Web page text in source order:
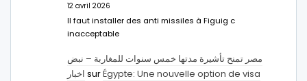
12 avril 2026
Il faut installer des anti missiles à Figuig c
inacceptable
مصر تمنح تأشيرة مدتها خمس سنوات للمغاربة – نبض
اخبار surÉgypte: Une nouvelle option de visa